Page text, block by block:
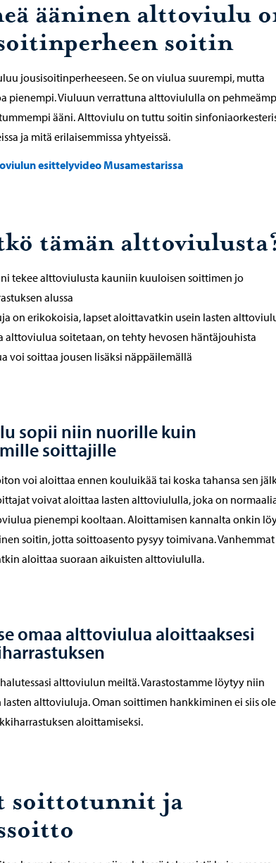
ääninen alttoviulu
soitin
jousisoitinperheeseen. Se on viulua suurempi, mutta
pienempi. Viuluun verrattuna alttoviululla on
ääni. Alttoviulu on tuttu soitin
ja mitä erilaisemmissa yhtyeissä.
esittelyvideo Musamestarissa
tämän
tekee alttoviulusta kauniin kuuloisen soittimen jo
alussa
on erikokoisia, lapset aloittavatkin usein lasten
alttoviulua soitetaan, on tehty hevosen häntäjouhista
voi soittaa jousen lisäksi näppäilemällä
sopii niin nuorille kuin
soittajille
voi aloittaa ennen kouluikää tai koska tahansa sen
voivat aloittaa lasten alttoviululla, joka on
pienempi kooltaan. Aloittamisen kannalta onkin
soitin, jotta soittoasento pysyy toimivana. Vanhemmat
aloittaa suoraan aikuisten alttoviululla.
omaa alttoviulua aloittaaksesi
alttoviulun meiltä. Varastostamme löytyy niin
alttoviuluja. Oman soittimen hankkiminen ei siis ole
aloittamiseksi.
soittotunnit ja